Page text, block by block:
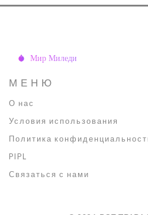
МЕНЮ
О нас
Условия использования
Политика
PIPL
Связаться с нами